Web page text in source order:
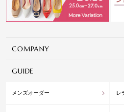
COMPANY
GUIDE
メンズオーダー レ